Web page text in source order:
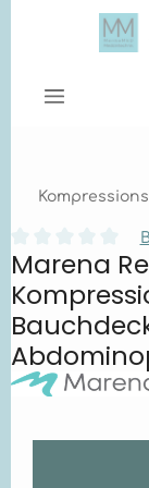
Zum
Marena